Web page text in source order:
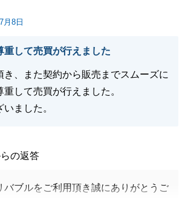
ださいませ。
しくお願いいたします。
閉じる
月8日
重して売買が行えました
き、また契約から販売までスムーズに
して売買が行えました。
ました。
の返答
バブルをご利用頂き誠にありがとうご